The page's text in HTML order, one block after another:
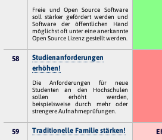
Freie und Open Source Software
soll stärker gefördert werden und
Software der öffentlichen Hand
möglichst oft unter eine anerkannte
Open Source Lizenz gestellt werden.
58
Studienanforderungen
erhöhen!
Die Anforderungen für neue
Studenten an den Hochschulen
sollen erhöht werden,
beispielsweise durch mehr oder
strengere Aufnahmeprüfungen.
59 Traditionelle Familie stärken!